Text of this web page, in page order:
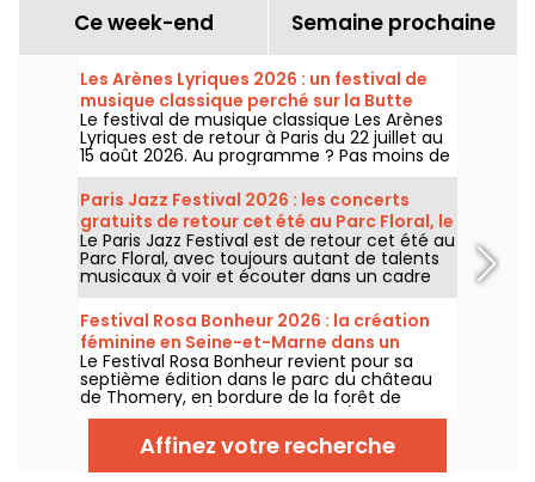
Ce week-end Semaine prochaine
Les Arènes Lyriques 2026 : un festival de
musique classique perché sur la Butte
Montmartre
Le festival de musique classique Les Arènes
Lyriques est de retour à Paris du 22 juillet au
15 août 2026. Au programme ? Pas moins de
16 concerts donnés au sein des Arènes de
Montmartre, un cadre idyllique pour écouter
les grands classiques.
Paris Jazz Festival 2026 : les concerts
gratuits de retour cet été au Parc Floral, le
programme
Le Paris Jazz Festival est de retour cet été au
Parc Floral, avec toujours autant de talents
musicaux à voir et écouter dans un cadre
bucolique. Voici le programme des concerts
gratuits à découvrir du 24 juin au 6
septembre 2026 !
Festival Rosa Bonheur 2026 : la création
féminine en Seine-et-Marne dans un
château
Le Festival Rosa Bonheur revient pour sa
septième édition dans le parc du château
de Thomery, en bordure de la forêt de
Fontainebleau (Seine-et-Marne), du 4 juillet
au 29 août 2026, avec une programmation
entièrement dédiée à la création féminine
et au matrimoine.
Affinez votre recherche